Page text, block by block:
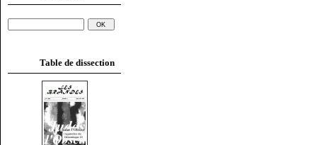
Table de dissection